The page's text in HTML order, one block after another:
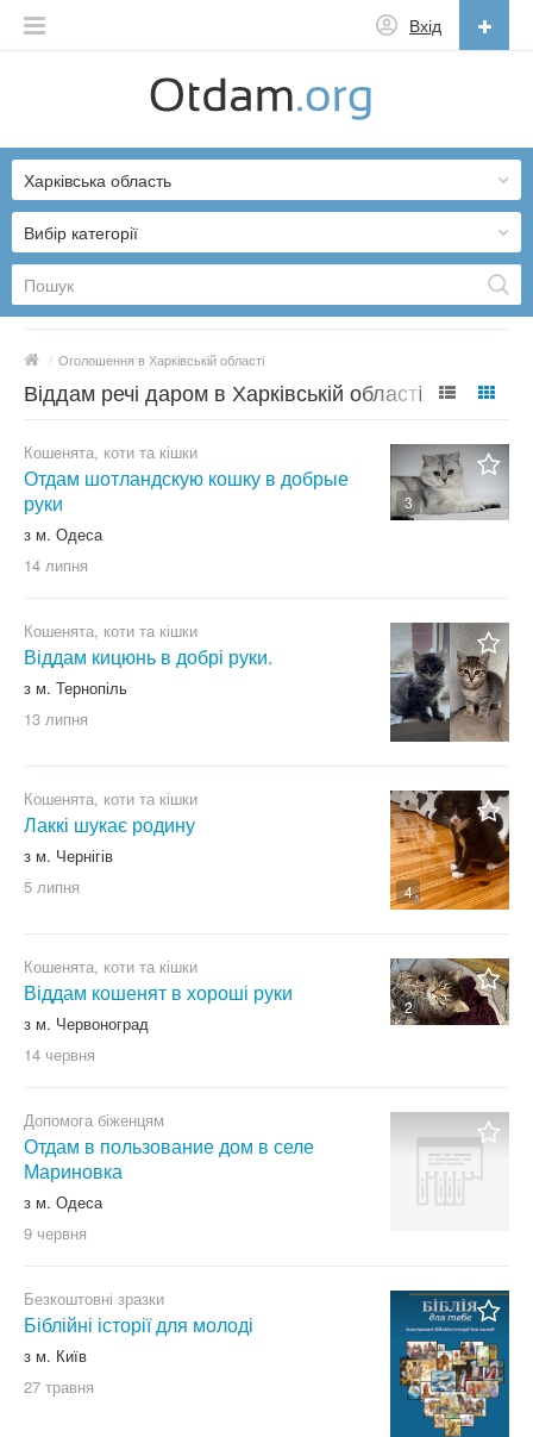
Вхід
English
Русский
Українська
Вибір категорії
Харківська область
/ Оголошення в Харківській області
Віддам речі даром в Харківській області
3
Кошенята, коти та кішки
Отдам шотландскую кошку в добрые
руки
з м. Одеса
14 липня
Кошенята, коти та кішки
Віддам кицюнь в добрі руки.
з м. Тернопіль
13 липня
4
Кошенята, коти та кішки
Лаккі шукає родину
з м. Чернігів
5 липня
2
Кошенята, коти та кішки
Віддам кошенят в хороші руки
з м. Червоноград
14 червня
Допомога біженцям
Отдам в пользование дом в селе
Мариновка
з м. Одеса
9 червня
Безкоштовні зразки
Біблійні історії для молоді
з м. Київ
27 травня